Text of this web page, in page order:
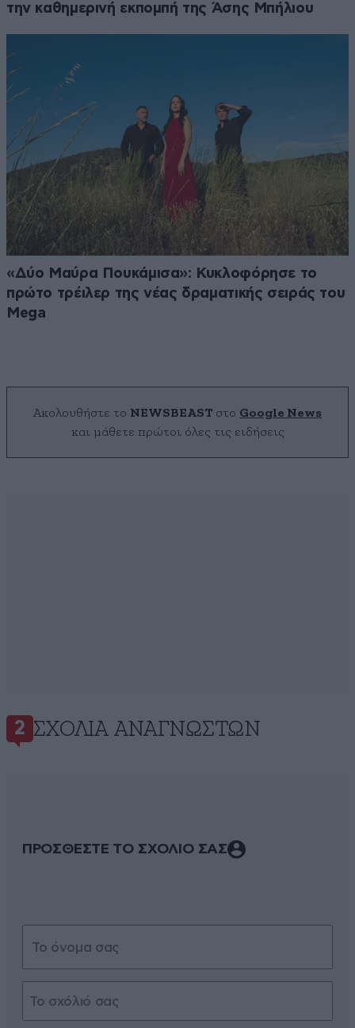
την καθημερινή εκπομπή της Άσης Μπήλιου
«Δύο Μαύρα Πουκάμισα»: Κυκλοφόρησε το
πρώτο τρέιλερ της νέας δραματικής σειράς του
Mega
Ακολουθήστε το NEWSBEAST στο Google News
και μάθετε πρώτοι όλες τις ειδήσεις
2 ΣΧΌΛΙΑ ΑΝΑΓΝΩΣΤΏΝ
ΠΡΟΣΘΕΣΤΕ ΤΟ ΣΧΟΛΙΟ ΣΑΣ